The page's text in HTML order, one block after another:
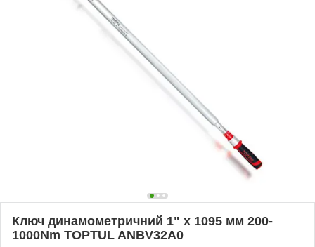
Ключ динамометричний 1" x 1095 мм 200-
1000Nm TOPTUL ANBV32A0